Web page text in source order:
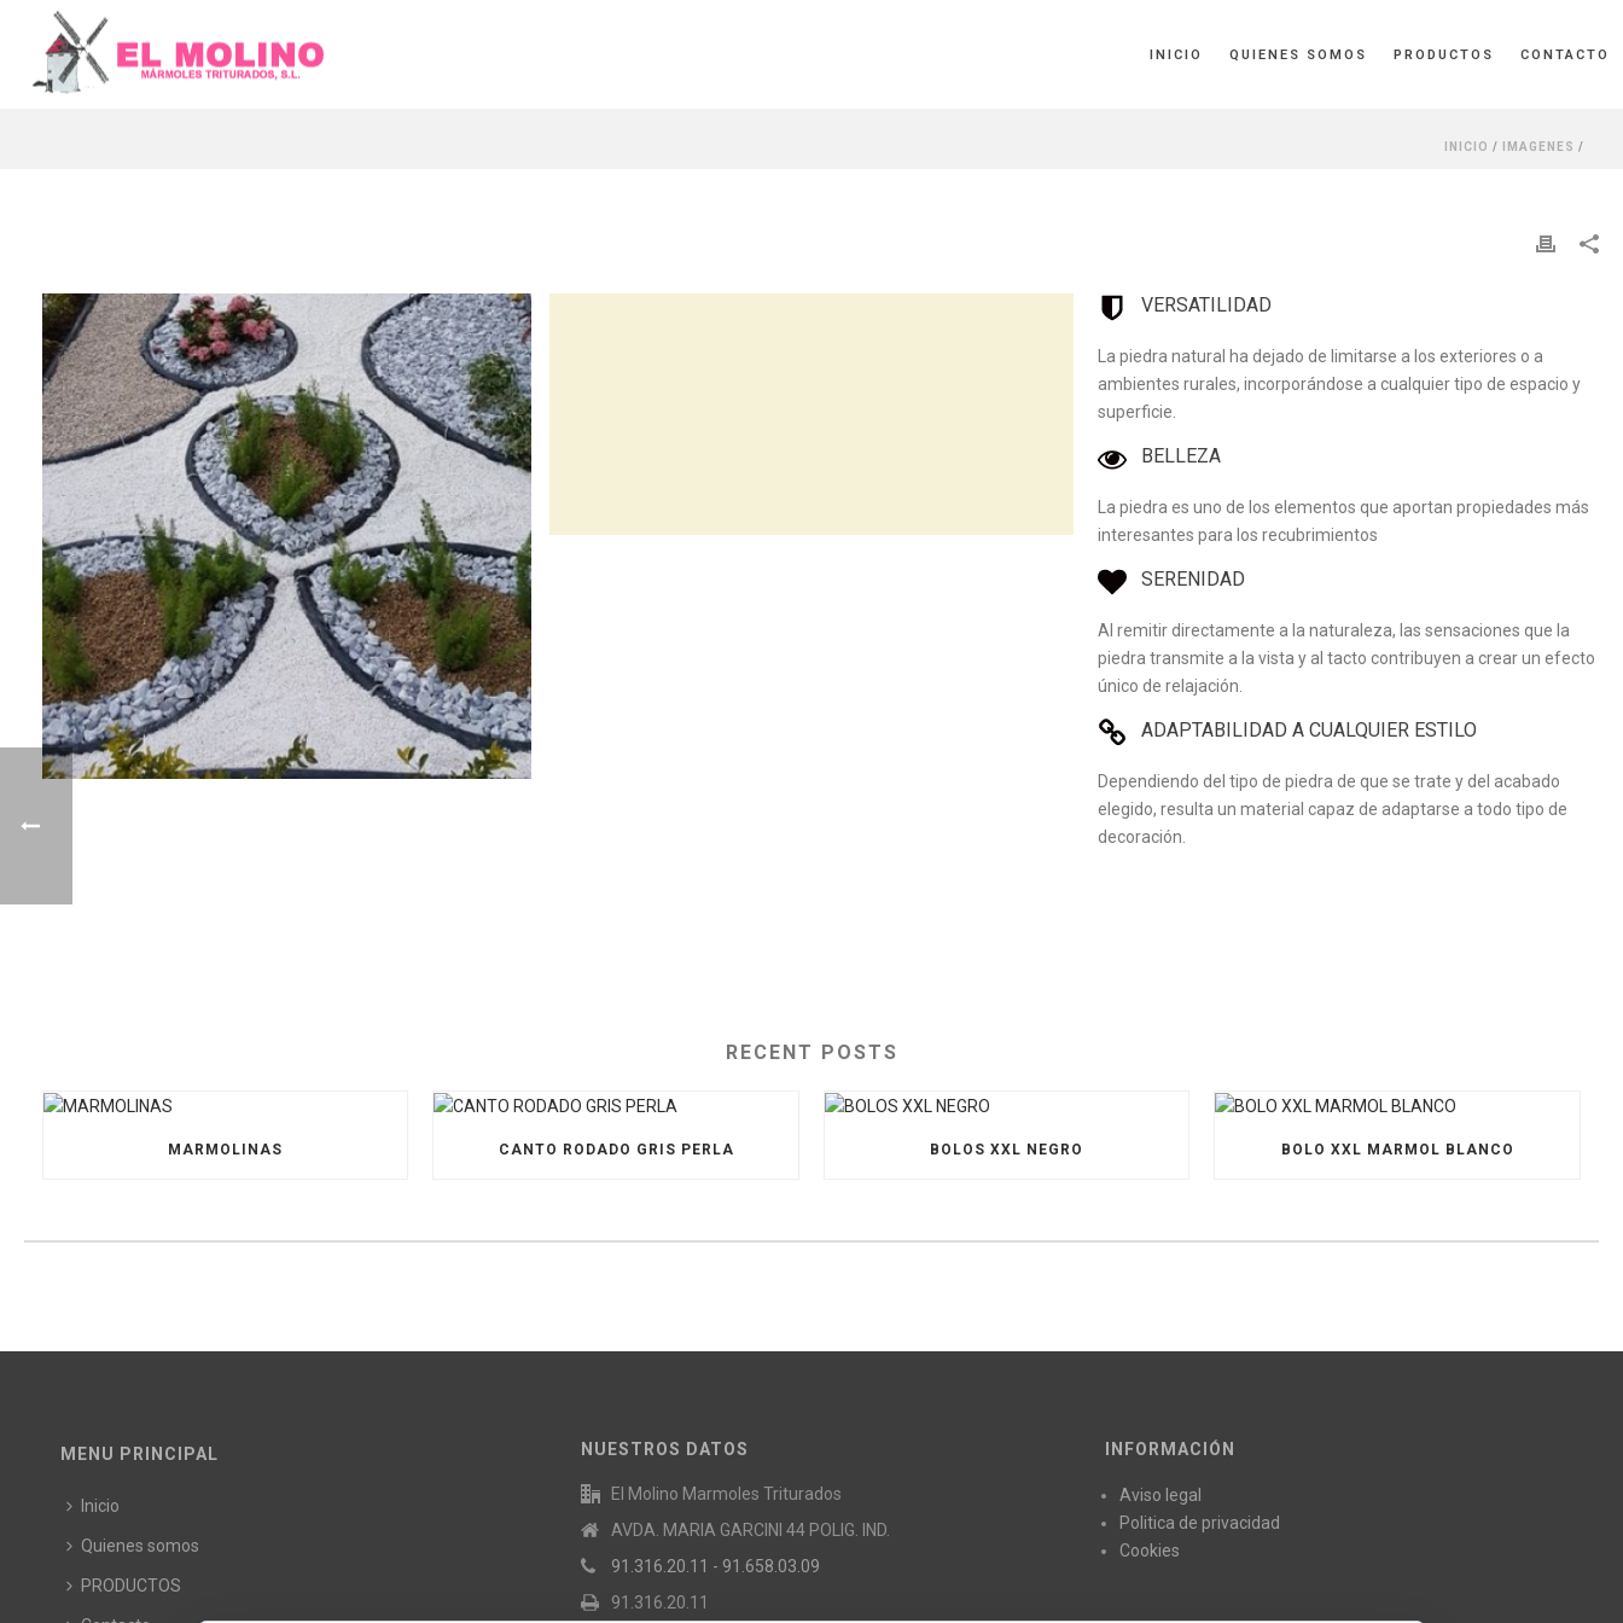
INICIO QUIENES SOMOS PRODUCTOS CONTACTO
INICIO / IMAGENES /
VERSATILIDAD
La piedra natural ha dejado de limitarse a los exteriores o a
ambientes rurales, incorporándose a cualquier tipo de espacio y
superficie.
BELLEZA
La piedra es uno de los elementos que aportan propiedades más
interesantes para los recubrimientos
SERENIDAD
Al remitir directamente a la naturaleza, las sensaciones que la
piedra transmite a la vista y al tacto contribuyen a crear un efecto
único de relajación.
ADAPTABILIDAD A CUALQUIER ESTILO
Dependiendo del tipo de piedra de que se trate y del acabado
elegido, resulta un material capaz de adaptarse a todo tipo de
decoración.
RECENT POSTS
MARMOLINAS CANTO RODADO GRIS PERLA BOLOS XXL NEGRO BOLO XXL MARMOL BLANCO
MENU PRINCIPAL
Inicio
Quienes somos
PRODUCTOS
NUESTROS DATOS
El Molino Marmoles Triturados
AVDA. MARIA GARCINI 44 POLIG. IND.
91.316.20.11 - 91.658.03.09
91.316.20.11
INFORMACIÓN
Aviso legal
Politica de privacidad
Cookies